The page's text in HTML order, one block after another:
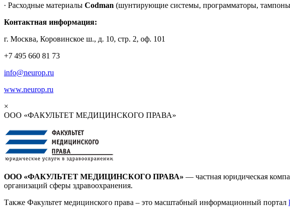
∙ Расходные материалы Codman (шунтирующие системы, программаторы,
Контактная информация:
г. Москва, Коровинское ш., д. 10, стр. 2, оф. 101
+7 495 660 81 73
info@neurop.ru
www.neurop.ru
×
ООО «ФАКУЛЬТЕТ МЕДИЦИНСКОГО ПРАВА»
ООО «ФАКУЛЬТЕТ МЕДИЦИНСКОГО ПРАВА» — частная юридическая
организаций сферы здравоохранения.
Также Факультет медицинского права – это масштабный информационный портал